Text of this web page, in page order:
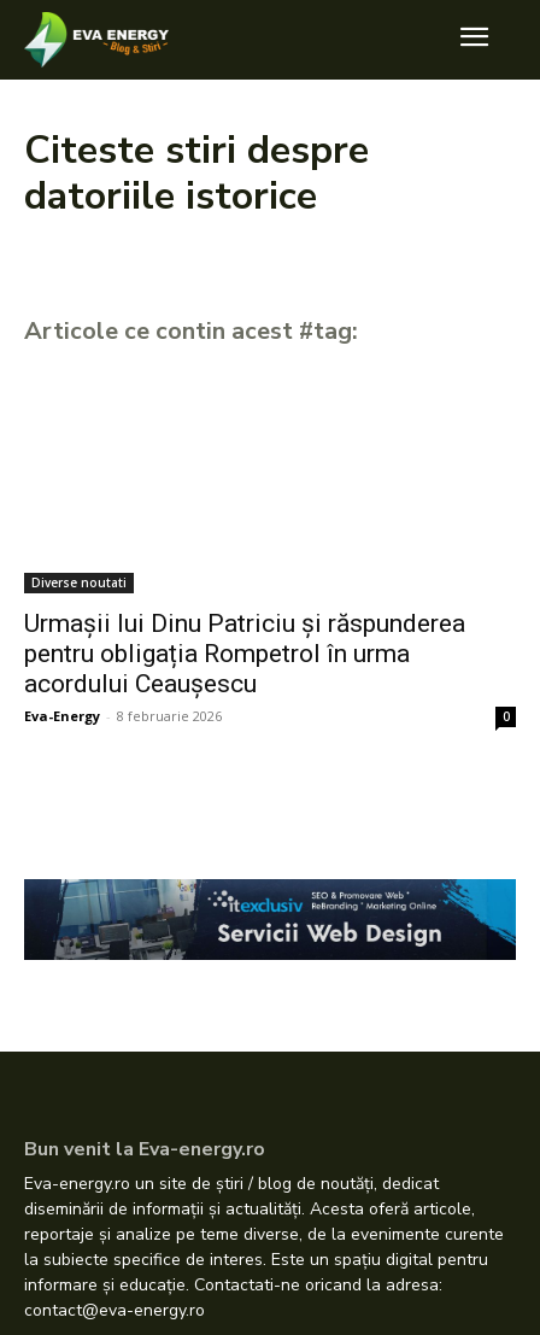
Citeste stiri despre
datoriile istorice
Articole ce contin acest #tag:
Diverse noutati
Urmașii lui Dinu Patriciu și răspunderea
pentru obligația Rompetrol în urma
acordului Ceaușescu
Eva-Energy - 8 februarie 2026 0
Bun venit la Eva-energy.ro
Eva-energy.ro un site de știri / blog de noutăți, dedicat
diseminării de informații și actualități. Acesta oferă articole,
reportaje și analize pe teme diverse, de la evenimente curente
la subiecte specifice de interes. Este un spațiu digital pentru
informare și educație. Contactati-ne oricand la adresa:
contact@eva-energy.ro